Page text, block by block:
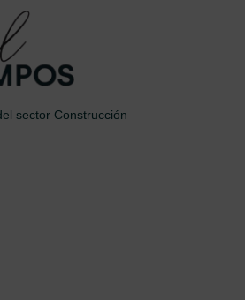
sector Construcción